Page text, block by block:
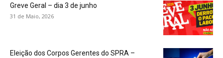
Greve Geral – dia 3 de junho
31 de Maio, 2026
Eleição dos Corpos Gerentes do SPRA –